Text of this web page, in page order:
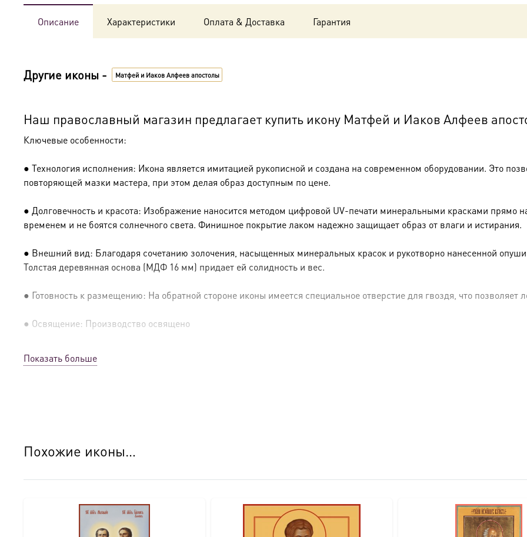
Описание Характеристики Оплата & Доставка Гарантия
Другие иконы - Матфей и Иаков Алфеев апостолы
Наш православный магазин предлагает купить икону Матфей и Иаков Алфеев
Ключевые особенности:
● Технология исполнения: Икона является имитацией рукописной и создана на современном оборудовании. Это
повторяющей мазки мастера, при этом делая образ доступным по цене.
● Долговечность и красота: Изображение наносится методом цифровой UV-печати минеральными красками прямо
временем и не боятся солнечного света. Финишное покрытие лаком надежно защищает образ от влаги и истирания.
● Внешний вид: Благодаря сочетанию золочения, насыщенных минеральных красок и рукотворно нанесенной опуши
Толстая деревянная основа (МДФ 16 мм) придает ей солидность и вес.
● Готовность к размещению: На обратной стороне иконы имеется специальное отверстие для гвоздя, что позволяет
● Освящение: Производство освящено
● Детали изготовления:
Эта икона станет прекрасным духовным подарком:
Показать больше
Похожие иконы…